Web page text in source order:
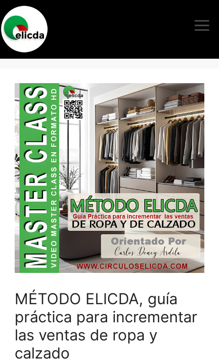
MÉTODO ELICDA, guía
práctica para incrementar
las ventas de ropa y
calzado